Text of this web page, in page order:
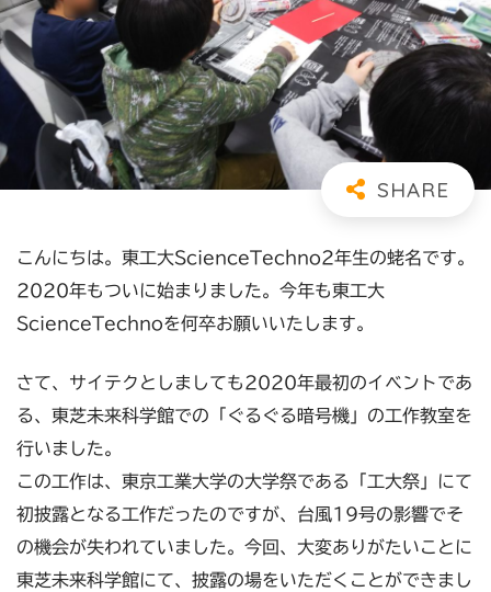
こんにちは。東工大ScienceTechno2年生の蛯名です。
2020年もついに始まりました。今年も東工大
ScienceTechnoを何卒お願いいたします。
さて、サイテクとしましても2020年最初のイベントであ
る、東芝未来科学館での「ぐるぐる暗号機」の工作教室を
行いました。
この工作は、東京工業大学の大学祭である「工大祭」にて
初披露となる工作だったのですが、台風19号の影響でそ
の機会が失われていました。今回、大変ありがたいことに
東芝未来科学館にて、披露の場をいただくことができまし